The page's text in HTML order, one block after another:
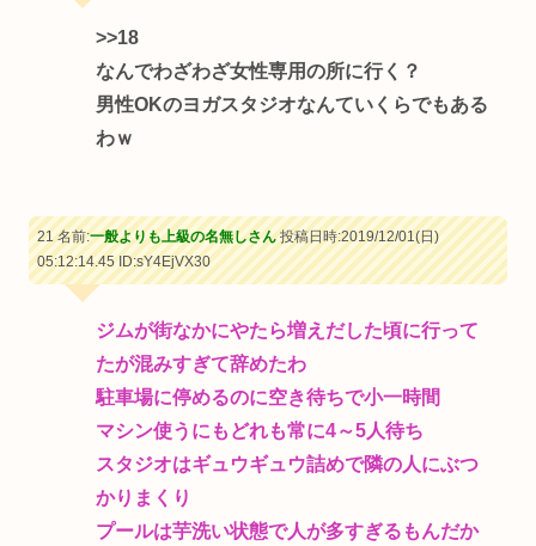
>>18
なんでわざわざ女性専用の所に行く？
男性OKのヨガスタジオなんていくらでもある
わｗ
21 名前:一般よりも上級の名無しさん投稿日時:2019/12/01(日)
05:12:14.45ID:sY4EjVX30
ジムが街なかにやたら増えだした頃に行って
たが混みすぎて辞めたわ
駐車場に停めるのに空き待ちで小一時間
マシン使うにもどれも常に4～5人待ち
スタジオはギュウギュウ詰めで隣の人にぶつ
かりまくり
プールは芋洗い状態で人が多すぎるもんだか